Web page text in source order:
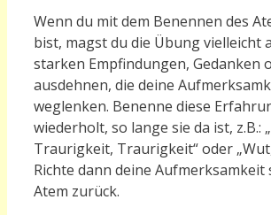
Wenn du mit dem Benennen des
bist, magst du die Übung vielleicht
starken Empfindungen, Gedanken
ausdehnen, die deine
weglenken. Benenne diese
wiederholt, so lange sie da ist, z.B.:
Traurigkeit, Traurigkeit“ oder
Richte dann deine Aufmerksamkeit
Atem zurück.